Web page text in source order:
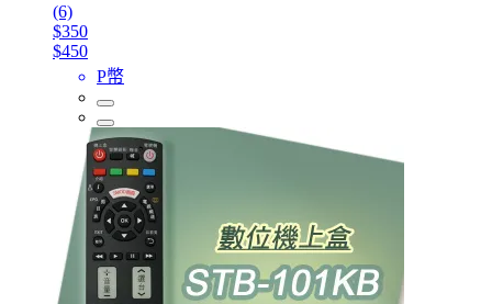
(6)
$350
$450
P幣